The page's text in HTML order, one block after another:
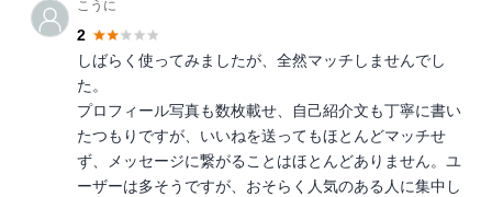
こうに
2
しばらく使ってみましたが、全然マッチしませんでし
た。
プロフィール写真も数枚載せ、自己紹介文も丁寧に書い
たつもりですが、いいねを送ってもほとんどマッチせ
ず、メッセージに繋がることはほとんどありません。ユ
ーザーは多そうですが、おそらく人気のある人に集中し